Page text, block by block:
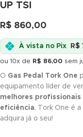
UP TSI
R$ 860,00
À vista no Pix R$
ou 10x de R$ 86,00 sem
O Gas Pedal Tork One
equipamento líder de
melhores profissionais
eficiência, Tork One é
adquira já o seu!